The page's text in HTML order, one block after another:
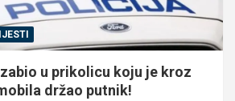
u prikolicu koju je kroz
držao putnik!